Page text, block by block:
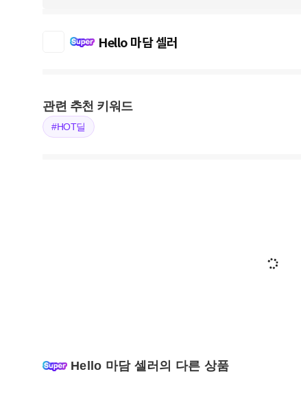
Hello 마담 셀러
관련 추천 키워드
#HOT딜
Hello 마담 셀러의 다른 상품